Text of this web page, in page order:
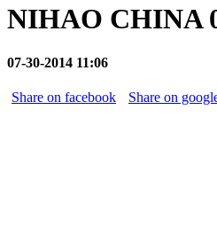
NIHAO CHINA
07-30-2014 11:06
Share on facebook Share on